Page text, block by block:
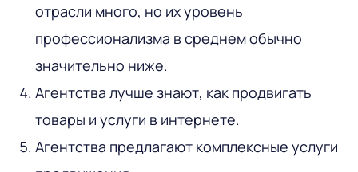
отрасли много, но их уровень
профессионализма в среднем обычно
значительно ниже.
Агентства лучше знают, как продвигать
товары и услуги в интернете.
Агентства предлагают комплексные услуги